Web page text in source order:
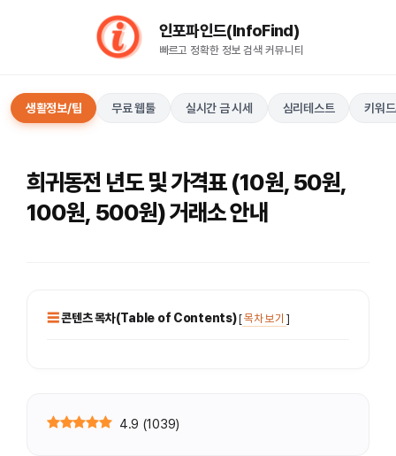
인포파인드(InfoFind)​​​​
빠르고 정확한 정보 검색 커뮤니티
생활정보/팁 무료 웹툴 실시간 금 시세 심리테스트 키워
희귀동전 년도 및 가격표 (10원, 50원,
100원, 500원) 거래소 안내
콘텐츠 목차(Table of Contents)[목차 보기 ]
4.9 (1039)